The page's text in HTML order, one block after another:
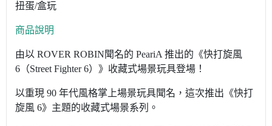
扭蛋/盒玩
商品說明
由以 ROVER ROBIN聞名的 PeariA 推出的《快打旋風
6（Street Fighter 6）》收藏式場景玩具登場！
以重現 90 年代風格掌上場景玩具聞名，這次推出《快打
旋風 6》主題的收藏式場景系列。